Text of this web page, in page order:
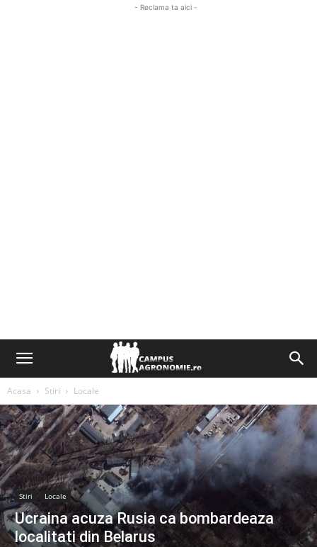
- Reclama ta aici -
Acasa Stiri Locale
Stiri Locale
Ucraina acuza Rusia ca bombardeaza
localitati din Belarus